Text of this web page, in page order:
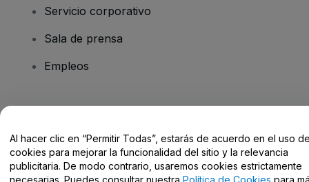
Servicio corporativo
Sala de prensa
Empleos
Centro de Ayuda / Contacto
Al hacer clic en “Permitir Todas”, estarás de acuerdo en el uso
cookies para mejorar la funcionalidad del sitio y la relevancia
publicitaria. De modo contrario, usaremos cookies estrictamente
necesarias. Puedes consultar nuestra Política de Cookies para